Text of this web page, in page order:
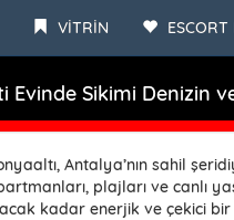
VİTRİN ESCORT
Evinde Sikimi Denizin
Antalya’nın sahil
plajları ve canlı
kadar enerjik ve çekici